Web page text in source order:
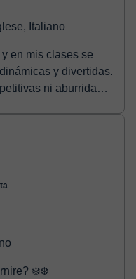
Italiano
en mis clases se
dichos,
He
China es
(´▽`)/
❄️❄️